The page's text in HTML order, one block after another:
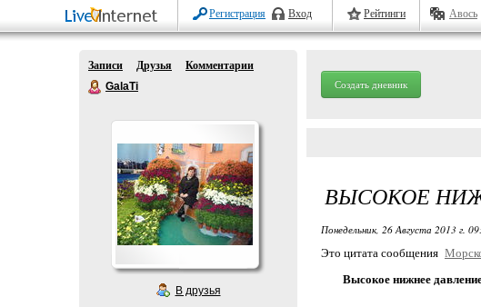
Регистрация Вход Рейтинги Авось
Записи Друзья
Комментарии
GalaTi
В друзья
Создать дневник
ВЫСОКОЕ
Понедельник, 26 Августа 2013 г.
Это цитата сообщения
Высокое нижнее